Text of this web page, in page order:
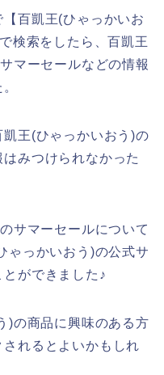
百凱王(ひゃっかいお
検索をしたら、百凱王
マーセールなどの情報
王(ひゃっかいおう)の
みつけられなかった
サマーセールについて
ゃっかいおう)の公式サ
ができました♪
)の商品に興味のある方
れるとよいかもしれ